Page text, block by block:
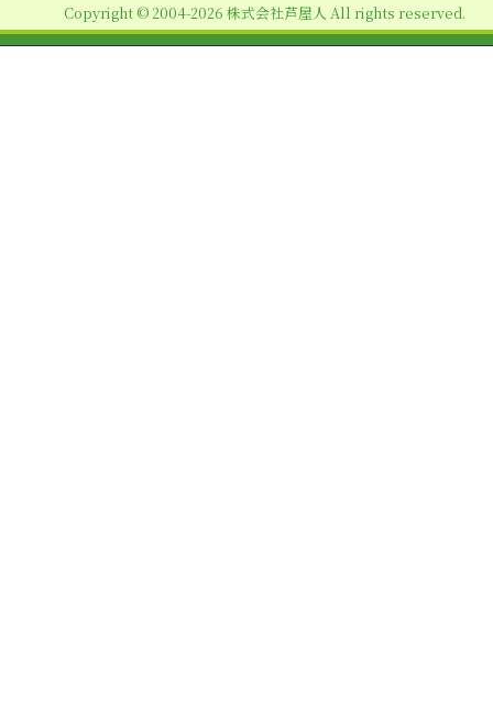
ン
Copyright © 2004-2026 株式会社芦屋人 All rights reserved.